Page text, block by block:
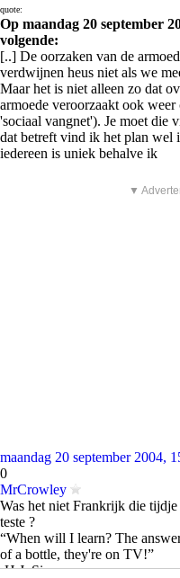
quote:
Op maandag 20 september
volgende:
[..] De oorzaken van de
verdwijnen heus niet als we
Maar het is niet alleen zo dat
armoede veroorzaakt ook
'sociaal vangnet'). Je moet die
dat betreft vind ik het plan wel
iedereen is uniek behalve ik
▼
maandag 20 september 2004,
0
MrCrowley
Was het niet Frankrijk die
teste ?
“When will I learn? The
of a bottle, they're on TV!”
-H.J. Simpson-